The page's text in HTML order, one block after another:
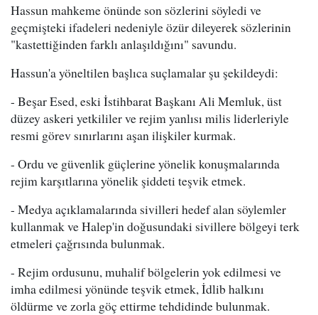
Hassun mahkeme önünde son sözlerini söyledi ve
geçmişteki ifadeleri nedeniyle özür dileyerek sözlerinin
"kastettiğinden farklı anlaşıldığını" savundu.
Hassun'a yöneltilen başlıca suçlamalar şu şekildeydi:
- Beşar Esed, eski İstihbarat Başkanı Ali Memluk, üst
düzey askeri yetkililer ve rejim yanlısı milis liderleriyle
resmi görev sınırlarını aşan ilişkiler kurmak.
- Ordu ve güvenlik güçlerine yönelik konuşmalarında
rejim karşıtlarına yönelik şiddeti teşvik etmek.
- Medya açıklamalarında sivilleri hedef alan söylemler
kullanmak ve Halep'in doğusundaki sivillere bölgeyi terk
etmeleri çağrısında bulunmak.
- Rejim ordusunu, muhalif bölgelerin yok edilmesi ve
imha edilmesi yönünde teşvik etmek, İdlib halkını
öldürme ve zorla göç ettirme tehdidinde bulunmak.